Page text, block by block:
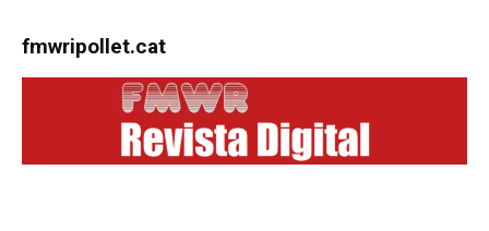
fmwripollet.cat